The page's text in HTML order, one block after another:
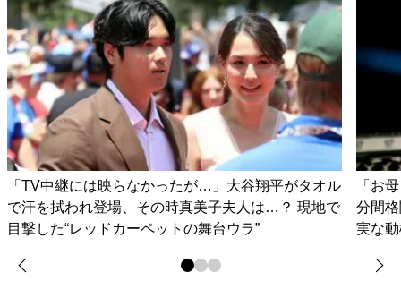
「TV中継には映らなかったが…」大谷翔平がタオル
で汗を拭われ登場、その時真美子夫人は…？ 現地で
目撃した“レッドカーペットの舞台ウラ”
「お
分間
実な